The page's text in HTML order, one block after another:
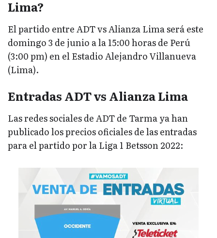
Lima?
El partido entre ADT vs Alianza Lima será este
domingo 3 de junio a la 15:00 horas de Perú
(3:00 pm) en el Estadio Alejandro Villanueva
(Lima).
Entradas ADT vs Alianza Lima
Las redes sociales de ADT de Tarma ya han
publicado los precios oficiales de las entradas
para el partido por la Liga 1 Betsson 2022: